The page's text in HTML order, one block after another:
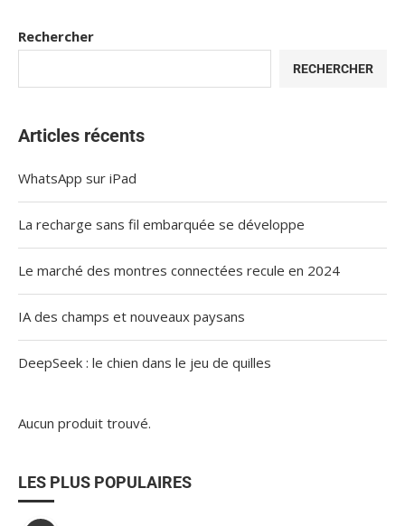
Rechercher
RECHERCHER
Articles récents
WhatsApp sur iPad
La recharge sans fil embarquée se développe
Le marché des montres connectées recule en 2024
IA des champs et nouveaux paysans
DeepSeek : le chien dans le jeu de quilles
Aucun produit trouvé.
LES PLUS POPULAIRES